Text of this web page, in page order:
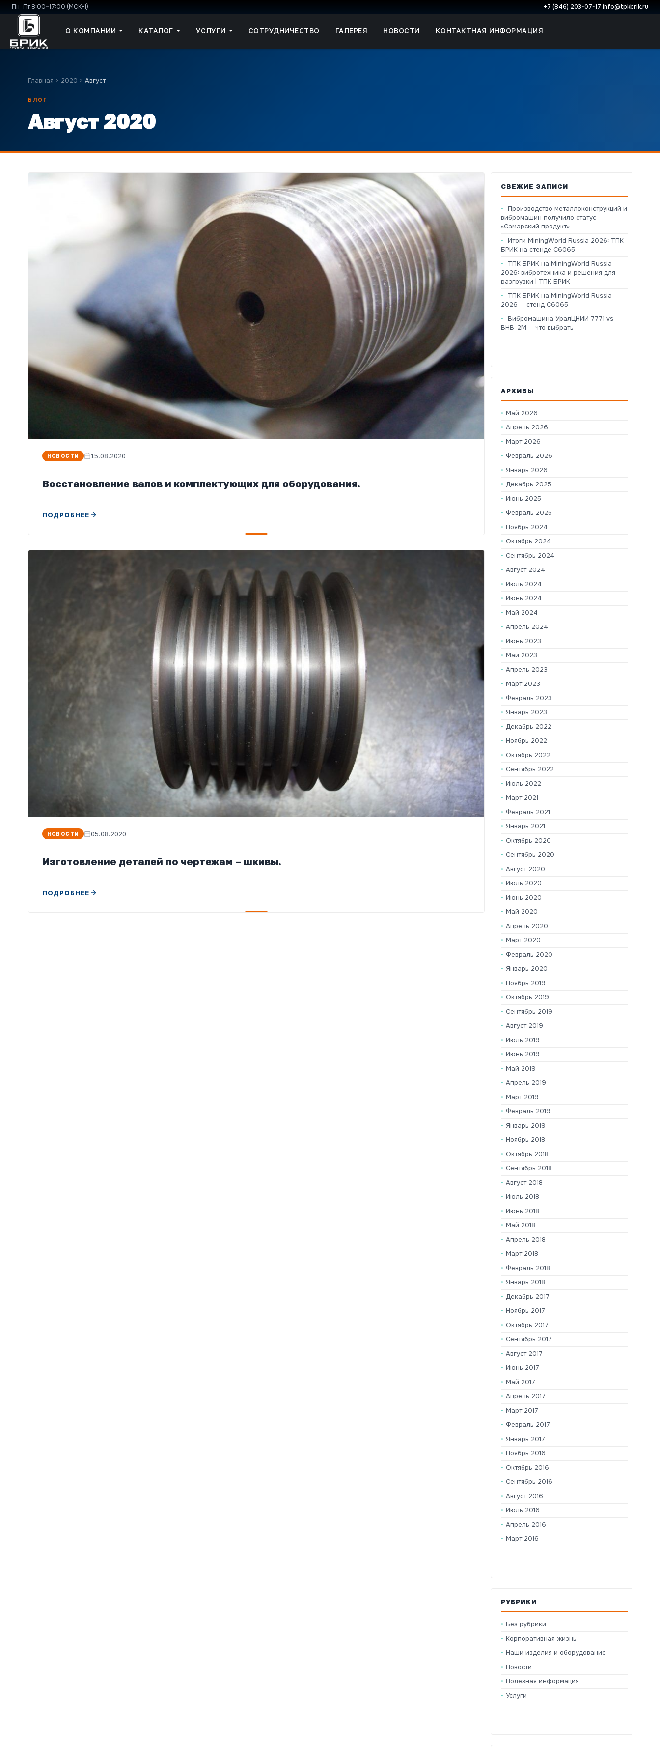
Пн–Пт 8:00–17:00 (МСК+1) +7 (846) 203-07-17·info@tpkbrik.ru
О КОМПАНИИ КАТАЛОГ УСЛУГИ СОТРУДНИЧЕСТВО ГАЛЕРЕЯ НОВОСТИ КОНТАКТНАЯ ИНФОРМАЦИЯ
Главная > 2020 > Август
БЛОГ
Август 2020
НОВОСТИ 15.08.2020
Восстановление валов и комплектующих для оборудования.
ПОДРОБНЕЕ
НОВОСТИ 05.08.2020
Изготовление деталей по чертежам – шкивы.
ПОДРОБНЕЕ
СВЕЖИЕ ЗАПИСИ
Производство металлоконструкций и
вибромашин получило статус
«Самарский продукт»
Итоги MiningWorld Russia 2026: ТПК
БРИК на стенде C6065
ТПК БРИК на MiningWorld Russia
2026: вибротехника и решения для
разгрузки | ТПК БРИК
ТПК БРИК на MiningWorld Russia
2026 — стенд C6065
Вибромашина УралЦНИИ 7771 vs
ВНВ-2М — что выбрать
АРХИВЫ
Май 2026
Апрель 2026
Март 2026
Февраль 2026
Январь 2026
Декабрь 2025
Июнь 2025
Февраль 2025
Ноябрь 2024
Октябрь 2024
Сентябрь 2024
Август 2024
Июль 2024
Июнь 2024
Май 2024
Апрель 2024
Июнь 2023
Май 2023
Апрель 2023
Март 2023
Февраль 2023
Январь 2023
Декабрь 2022
Ноябрь 2022
Октябрь 2022
Сентябрь 2022
Июль 2022
Март 2021
Февраль 2021
Январь 2021
Октябрь 2020
Сентябрь 2020
Август 2020
Июль 2020
Июнь 2020
Май 2020
Апрель 2020
Март 2020
Февраль 2020
Январь 2020
Ноябрь 2019
Октябрь 2019
Сентябрь 2019
Август 2019
Июль 2019
Июнь 2019
Май 2019
Апрель 2019
Март 2019
Февраль 2019
Январь 2019
Ноябрь 2018
Октябрь 2018
Сентябрь 2018
Август 2018
Июль 2018
Июнь 2018
Май 2018
Апрель 2018
Март 2018
Февраль 2018
Январь 2018
Декабрь 2017
Ноябрь 2017
Октябрь 2017
Сентябрь 2017
Август 2017
Июнь 2017
Май 2017
Апрель 2017
Март 2017
Февраль 2017
Январь 2017
Ноябрь 2016
Октябрь 2016
Сентябрь 2016
Август 2016
Июль 2016
Апрель 2016
Март 2016
РУБРИКИ
Без рубрики
Корпоративная жизнь
Наши изделия и оборудование
Новости
Полезная информация
Услуги